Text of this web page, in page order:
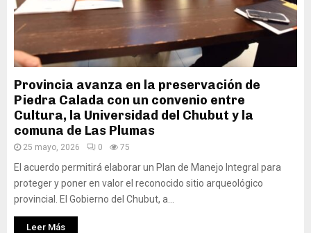
Provincia avanza en la preservación de
Piedra Calada con un convenio entre
Cultura, la Universidad del Chubut y la
comuna de Las Plumas
25 mayo, 2026 0 75
El acuerdo permitirá elaborar un Plan de Manejo Integral para
proteger y poner en valor el reconocido sitio arqueológico
provincial. El Gobierno del Chubut, a...
Leer Más